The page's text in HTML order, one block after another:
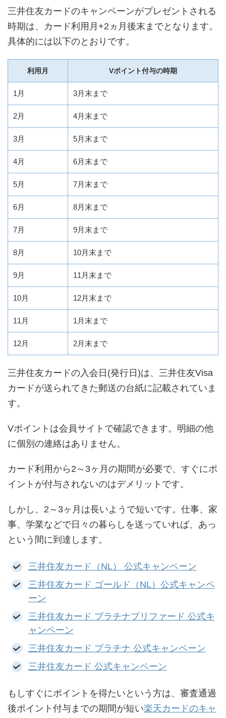
三井住友カードのキャンペーンがプレゼントされる
時期は、カード利用月+2ヵ月後末までとなります。
具体的には以下のとおりです。
利用月 Vポイント付与の時期
1月 3月末まで
2月 4月末まで
3月 5月末まで
4月 6月末まで
5月 7月末まで
6月 8月末まで
7月 9月末まで
8月 10月末まで
9月 11月末まで
10月 12月末まで
11月 1月末まで
12月 2月末まで
三井住友カードの入会日(発行日)は、三井住友Visa
カードが送られてきた郵送の台紙に記載されていま
す。
Vポイントは会員サイトで確認できます。明細の他
に個別の連絡はありません。
カード利用から2～3ヶ月の期間が必要で、すぐにポ
イントが付与されないのはデメリットです。
しかし、2～3ヶ月は長いようで短いです。仕事、家
事、学業などで日々の暮らしを送っていれば、あっ
という間に到達します。
三井住友カード（NL） 公式キャンペーン
三井住友カード ゴールド（NL）公式キャンペ
ーン
三井住友カード プラチナプリファード 公式キ
ャンペーン
三井住友カード プラチナ 公式キャンペーン
三井住友カード 公式キャンペーン
もしすぐにポイントを得たいという方は、審査通過
後ポイント付与までの期間が短い楽天カードのキャ